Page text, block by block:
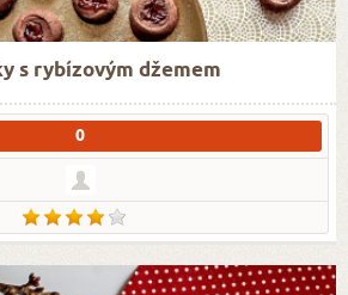
s rybízovým džemem
0